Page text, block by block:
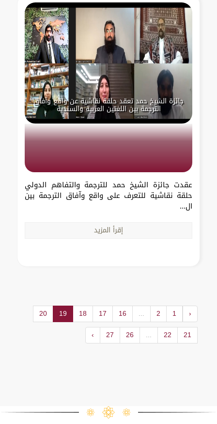
جائزة الشيخ حمد تعقد حلقة نقاشية عن واقع وآفاق
الترجمة بين اللغتين العربية والسندية
عقدت جائزة الشيخ حمد للترجمة والتفاهم الدولي
حلقة نقاشية للتعرف على واقع وآفاق الترجمة بين
ال...
إقرأ المزيد
‹
1
2
...
16
17
18
19
20
21
22
...
26
27
›